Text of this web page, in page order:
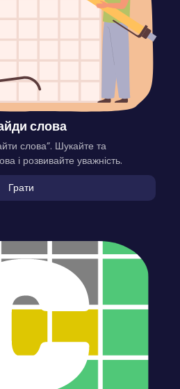
слова
слова”. Шукайте та
і розвивайте уважність.
Грати